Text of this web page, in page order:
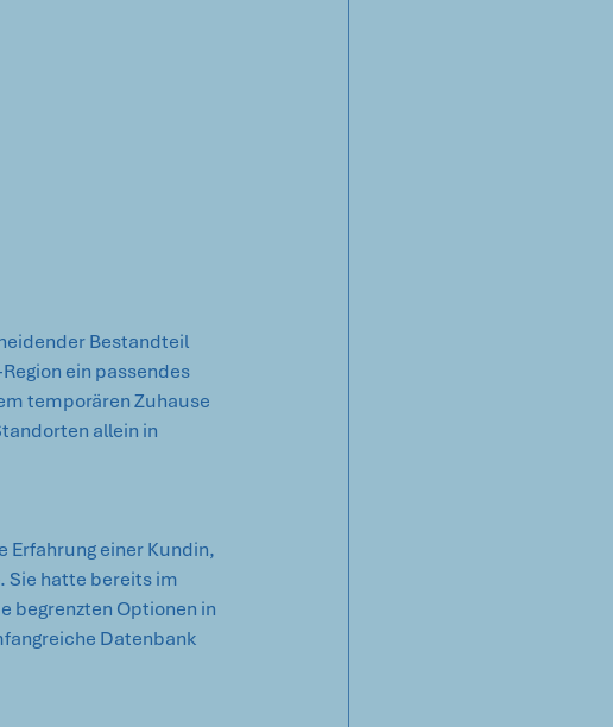
Bestandteil
ein passendes
temporären Zuhause
allein in
Erfahrung einer Kundin,
Sie hatte bereits im
begrenzten Optionen in
Datenbank